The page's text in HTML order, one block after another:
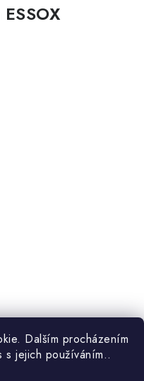
Dalším procházením
s jejich používáním..